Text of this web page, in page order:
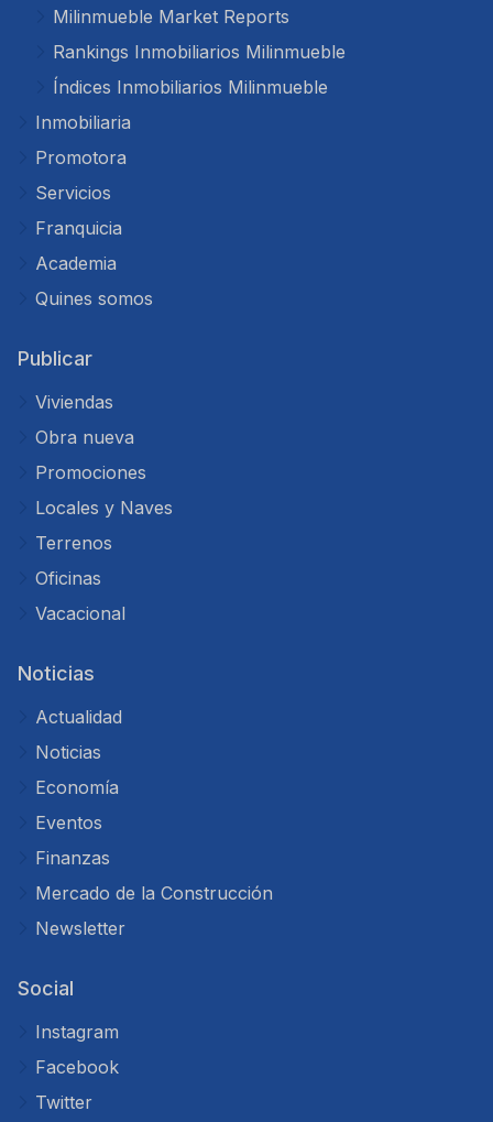
Milinmueble Market Reports
Rankings Inmobiliarios Milinmueble
Índices Inmobiliarios Milinmueble
Inmobiliaria
Promotora
Servicios
Franquicia
Academia
Quines somos
Publicar
Viviendas
Obra nueva
Promociones
Locales y Naves
Terrenos
Oficinas
Vacacional
Noticias
Actualidad
Noticias
Economía
Eventos
Finanzas
Mercado de la Construcción
Newsletter
Social
Instagram
Facebook
Twitter